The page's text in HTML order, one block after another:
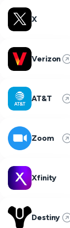
X
Verizon
AT&T
Zoom
Xfinity
Destiny